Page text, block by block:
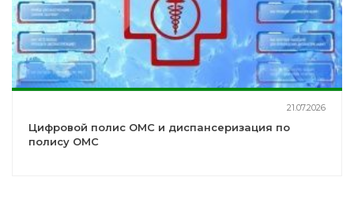
21.07.2026
Цифровой полис ОМС и диспансеризация по
полису ОМС